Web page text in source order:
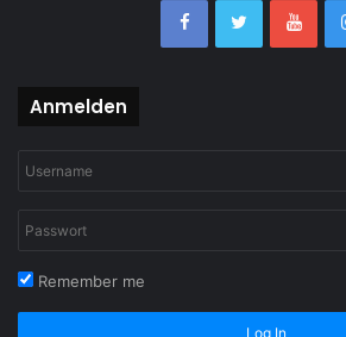
Anmelden
Remember me
Log In